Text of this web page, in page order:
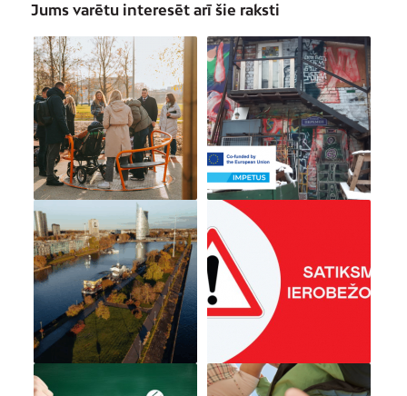
Jums varētu interesēt arī šie raksti